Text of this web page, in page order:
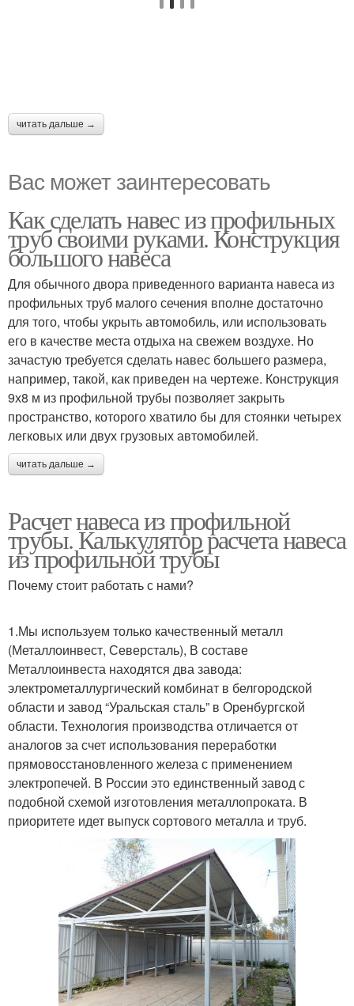
читать дальше →
Вас может заинтересовать
Как сделать навес из профильных
труб своими руками. Конструкция
большого навеса
Для обычного двора приведенного варианта навеса из
профильных труб малого сечения вполне достаточно
для того, чтобы укрыть автомобиль, или использовать
его в качестве места отдыха на свежем воздухе. Но
зачастую требуется сделать навес большего размера,
например, такой, как приведен на чертеже. Конструкция
9х8 м из профильной трубы позволяет закрыть
пространство, которого хватило бы для стоянки четырех
легковых или двух грузовых автомобилей.
читать дальше →
Расчет навеса из профильной
трубы. Калькулятор расчета навеса
из профильной трубы
Почему стоит работать с нами?
1.Мы используем только качественный металл
(Металлоинвест, Северсталь), В составе
Металлоинвеста находятся два завода:
электрометаллургический комбинат в белгородской
области и завод “Уральская сталь” в Оренбургской
области. Технология производства отличается от
аналогов за счет использования переработки
прямовосстановленного железа с применением
электропечей. В России это единственный завод с
подобной схемой изготовления металлопроката. В
приоритете идет выпуск сортового металла и труб.